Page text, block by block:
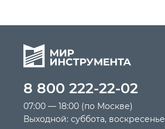
8 800 222-22-02
07:00 — 18:00 (по Москве)
Выходной: суббота, воскресенье